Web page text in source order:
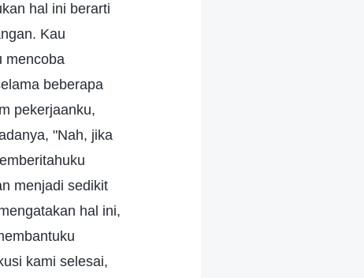
hal ini berarti
Kau
mencoba
beberapa
pekerjaanku,
"Nah, jika
menjadi sedikit
hal ini,
kami selesai,